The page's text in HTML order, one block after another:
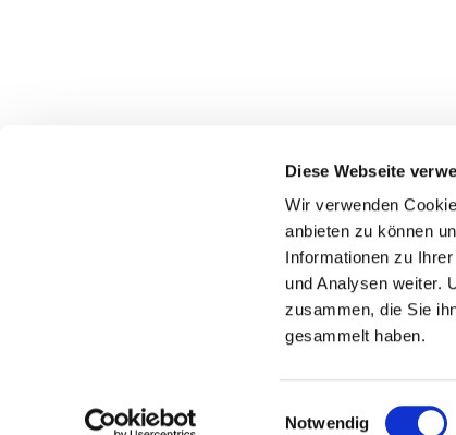
Diese Webseite
Wir verwenden
anbieten zu können
Informationen zu
und Analysen weiter.
zusammen, die Sie
gesammelt haben.
Notwendig
Evangelische
030 322 944 533